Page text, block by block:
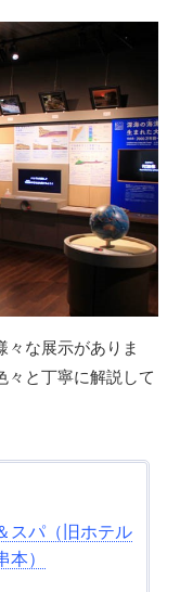
々な展示がありま
々と丁寧に解説して
スパ（旧ホテル
）